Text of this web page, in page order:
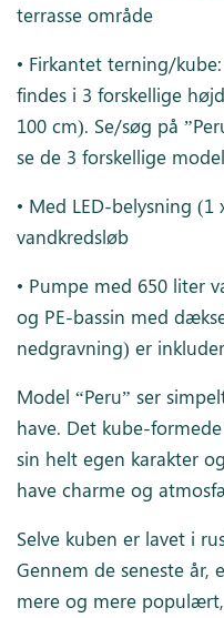
terrasse område
• Firkantet terning/
findes i 3 forskellige
100 cm). Se/søg på
se de 3 forskellige
• Med LED-belysning
vandkredsløb
• Pumpe med 650 liter
og PE-bassin med
nedgravning) er
Model “Peru” ser
have. Det kube-
sin helt egen karakter
have charme og
Selve kuben er lavet i
Gennem de seneste år,
mere og mere